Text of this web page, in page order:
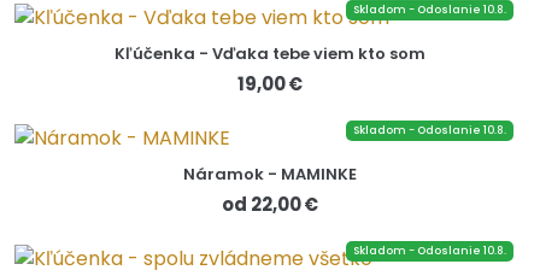
Skladom - Odoslanie 10.8.
Kľúčenka - Vďaka tebe viem kto som
19,00 €
Skladom - Odoslanie 10.8.
Náramok - MAMINKE
od 22,00 €
Skladom - Odoslanie 10.8.